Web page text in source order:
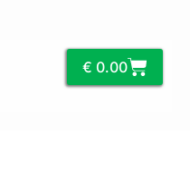
€ 0.00